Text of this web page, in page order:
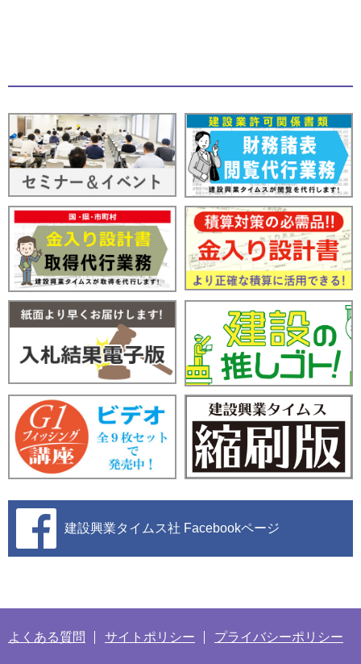
建設興業タイムス社 Facebookページ
よくある質問 サイトポリシー プライバシーポリシー